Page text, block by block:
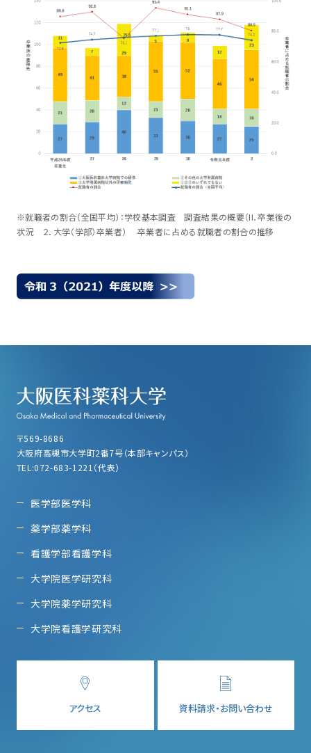
※就職者の割合（全国平均）：学校基本調査 調査結果の概要（II．卒業後の
状況 ２．大学（学部）卒業者） 卒業者に占める就職者の割合の推移
〒569-8686
大阪府高槻市大学町2番7号（本部キャンパス）
TEL:072-683-1221（代表）
医学部医学科
薬学部薬学科
看護学部看護学科
大学院医学研究科
大学院薬学研究科
大学院看護学研究科
アクセス 資料請求・お問い合わせ